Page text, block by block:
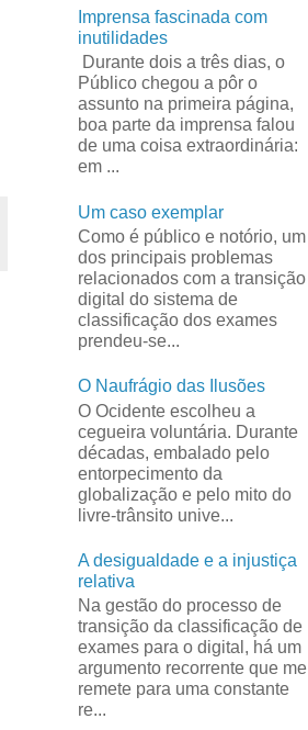
Imprensa fascinada com
inutilidades
Durante dois a três dias, o
Público chegou a pôr o
assunto na primeira página,
boa parte da imprensa falou
de uma coisa extraordinária:
em ...
Um caso exemplar
Como é público e notório, um
dos principais problemas
relacionados com a transição
digital do sistema de
classificação dos exames
prendeu-se...
O Naufrágio das Ilusões
O Ocidente escolheu a
cegueira voluntária. Durante
décadas, embalado pelo
entorpecimento da
globalização e pelo mito do
livre-trânsito unive...
A desigualdade e a injustiça
relativa
Na gestão do processo de
transição da classificação de
exames para o digital, há um
argumento recorrente que me
remete para uma constante
re...